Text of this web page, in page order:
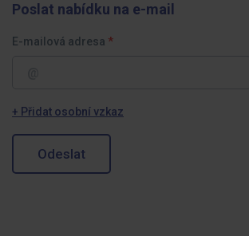
Poslat nabídku na e-mail
E-mailová adresa
+ Přidat osobní vzkaz
Odeslat